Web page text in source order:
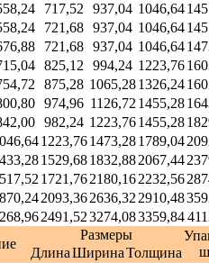
717,52 937,04 1046,64
721,68 937,04 1046,64
721,68 937,04 1046,64
825,12 994,24 1223,76
875,28 1065,281326,24
974,96 1126,72 1455,28
982,24 1223,761455,28
1223,761473,281789,04
1529,681832,882067,44
1721,762180,162232,56
2093,362636,32 2910,48
2491,523274,083359,84
Размеры
ДлинаШиринаТолщина